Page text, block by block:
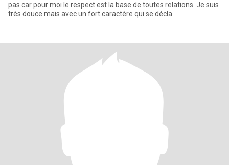
pas car pour moi le respect est la base de toutes relations. Je suis
très douce mais avec un fort caractère qui se décla